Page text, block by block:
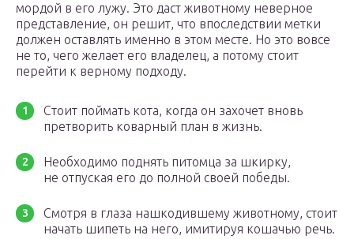
мордой в его лужу. Это даст животному неверное
представление, он решит, что впоследствии метки
должен оставлять именно в этом месте. Но это вовсе
не то, чего желает его владелец, а потому стоит
перейти к верному подходу.
Стоит поймать кота, когда он захочет вновь
претворить коварный план в жизнь.
Необходимо поднять питомца за шкирку,
не отпуская его до полной своей победы.
Смотря в глаза нашкодившему животному, стоит
начать шипеть на него, имитируя кошачью речь.